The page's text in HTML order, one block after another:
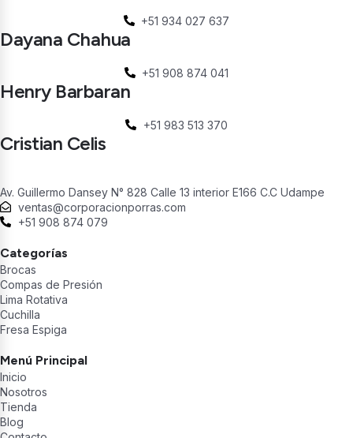
+51 934 027 637
Dayana Chahua
+51 908 874 041
Henry Barbaran
+51 983 513 370
Cristian Celis
Av. Guillermo Dansey N° 828 Calle 13 interior E166 C.C Udampe
ventas@corporacionporras.com
+51 908 874 079
Categorías
Brocas
Compas de Presión
Lima Rotativa
Cuchilla
Fresa Espiga
Menú Principal
Inicio
Nosotros
Tienda
Blog